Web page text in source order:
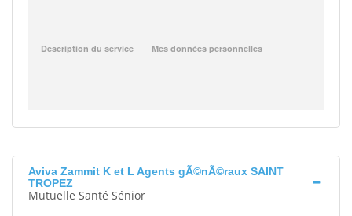
Aviva Zammit K et L Agents gÃ©nÃ©raux SAINT
TROPEZ
Mutuelle Santé Sénior